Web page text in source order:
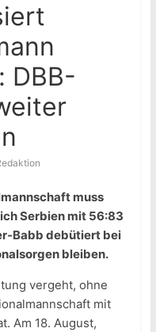
DBB-
muss
Serbien mit 56:83
Babb debütiert bei
bleiben.
vergeht, ohne
mit
Am 18. August,